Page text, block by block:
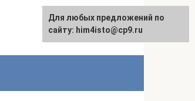
Для любых предложений по
сайту: him4isto@cp9.ru